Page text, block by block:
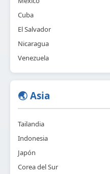
Cuba
El Salvador
Nicaragua
Venezuela
🌏 Asia
Tailandia
Indonesia
Japón
Corea del Sur